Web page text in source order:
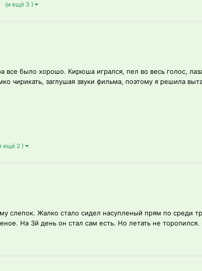
(и ещё 3 )
все было хорошо. Кирюша игрался, пел во весь голос,
чирикать, заглушая звуки фильма, поэтому я решила
ещё 2 )
слепок. Жалко стало сидел насупленый прям по среди
На 3й день он стал сам есть. Но летать не